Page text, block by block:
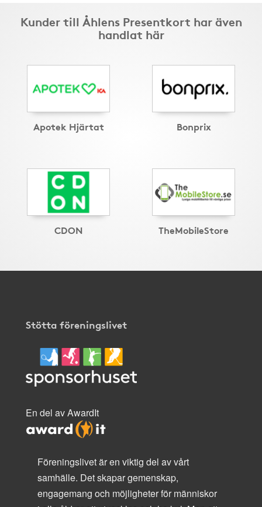
Kunder till Åhlens Presentkort har även
handlat här
Apotek Hjärtat Bonprix
CDON TheMobileStore
Stötta föreningslivet
En del av AwardIt
Föreningslivet är en viktig del av vårt
samhälle. Det skapar gemenskap,
engagemang och möjligheter för människor